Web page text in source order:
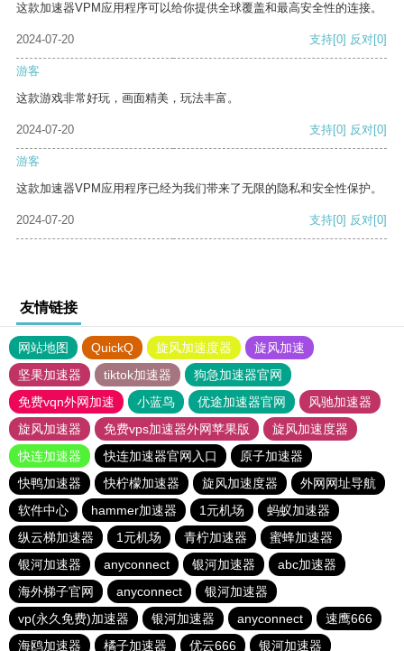
这款加速器VPM应用程序可以给你提供全球覆盖和最高安全性的连接。
2024-07-20 支持[0] 反对[0]
游客
这款游戏非常好玩，画面精美，玩法丰富。
2024-07-20 支持[0] 反对[0]
游客
这款加速器VPM应用程序已经为我们带来了无限的隐私和安全性保护。
2024-07-20 支持[0] 反对[0]
友情链接
网站地图 QuickQ 旋风加速度器
旋风加速
坚果加速器
tiktok加速器
狗急加速器官网
免费vqn外网加速
小蓝鸟 优途加速器官网
风驰加速器
旋风加速器
免费vps加速器外网苹果版
旋风加速度器
快连加速器
快连加速器官网入口
原子加速器
快鸭加速器
快柠檬加速器 旋风加速度器
外网网址导航
软件中心
hammer加速器 1元机场
蚂蚁加速器
纵云梯加速器
1元机场 青柠加速器
蜜蜂加速器
银河加速器
anyconnect 银河加速器
abc加速器
海外梯子官网
anyconnect
银河加速器
vp(永久免费)加速器
银河加速器 anyconnect
速鹰666
海鸥加速器
橘子加速器 优云666 银河加速器